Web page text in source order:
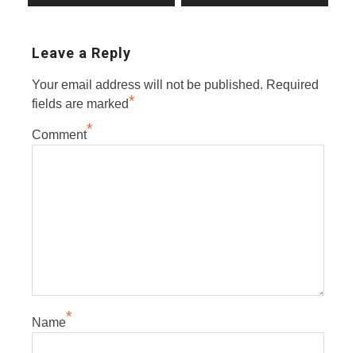
Leave a Reply
Your email address will not be published. Required
fields are marked*
Comment*
Name*